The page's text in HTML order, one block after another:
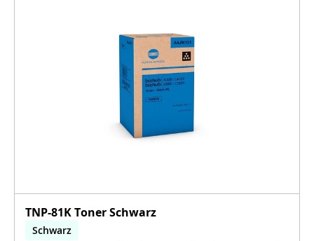
TNP-81K Toner Schwarz
Schwarz